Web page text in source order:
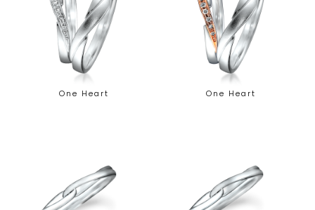
One Heart One Heart